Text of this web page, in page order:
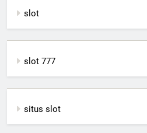
slot
slot 777
situs slot